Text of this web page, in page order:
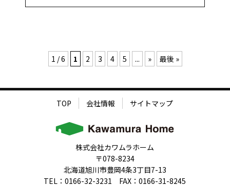
1 / 6 1 2 3 4 5 ... » 最後 »
TOP 会社情報 サイトマップ
株式会社カワムラホーム
〒078-8234
北海道旭川市豊岡4条3丁目7-13
TEL：0166-32-3231 FAX：0166-31-8245